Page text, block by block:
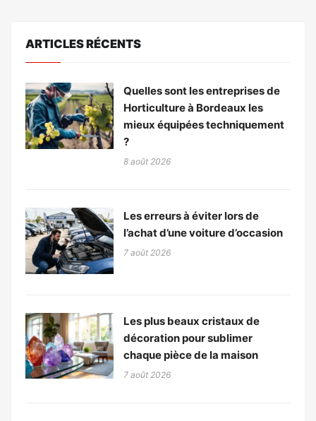
ARTICLES RÉCENTS
Quelles sont les entreprises de
Horticulture à Bordeaux les
mieux équipées techniquement
?
8 août 2026
Les erreurs à éviter lors de
l’achat d’une voiture d’occasion
7 août 2026
Les plus beaux cristaux de
décoration pour sublimer
chaque pièce de la maison
7 août 2026